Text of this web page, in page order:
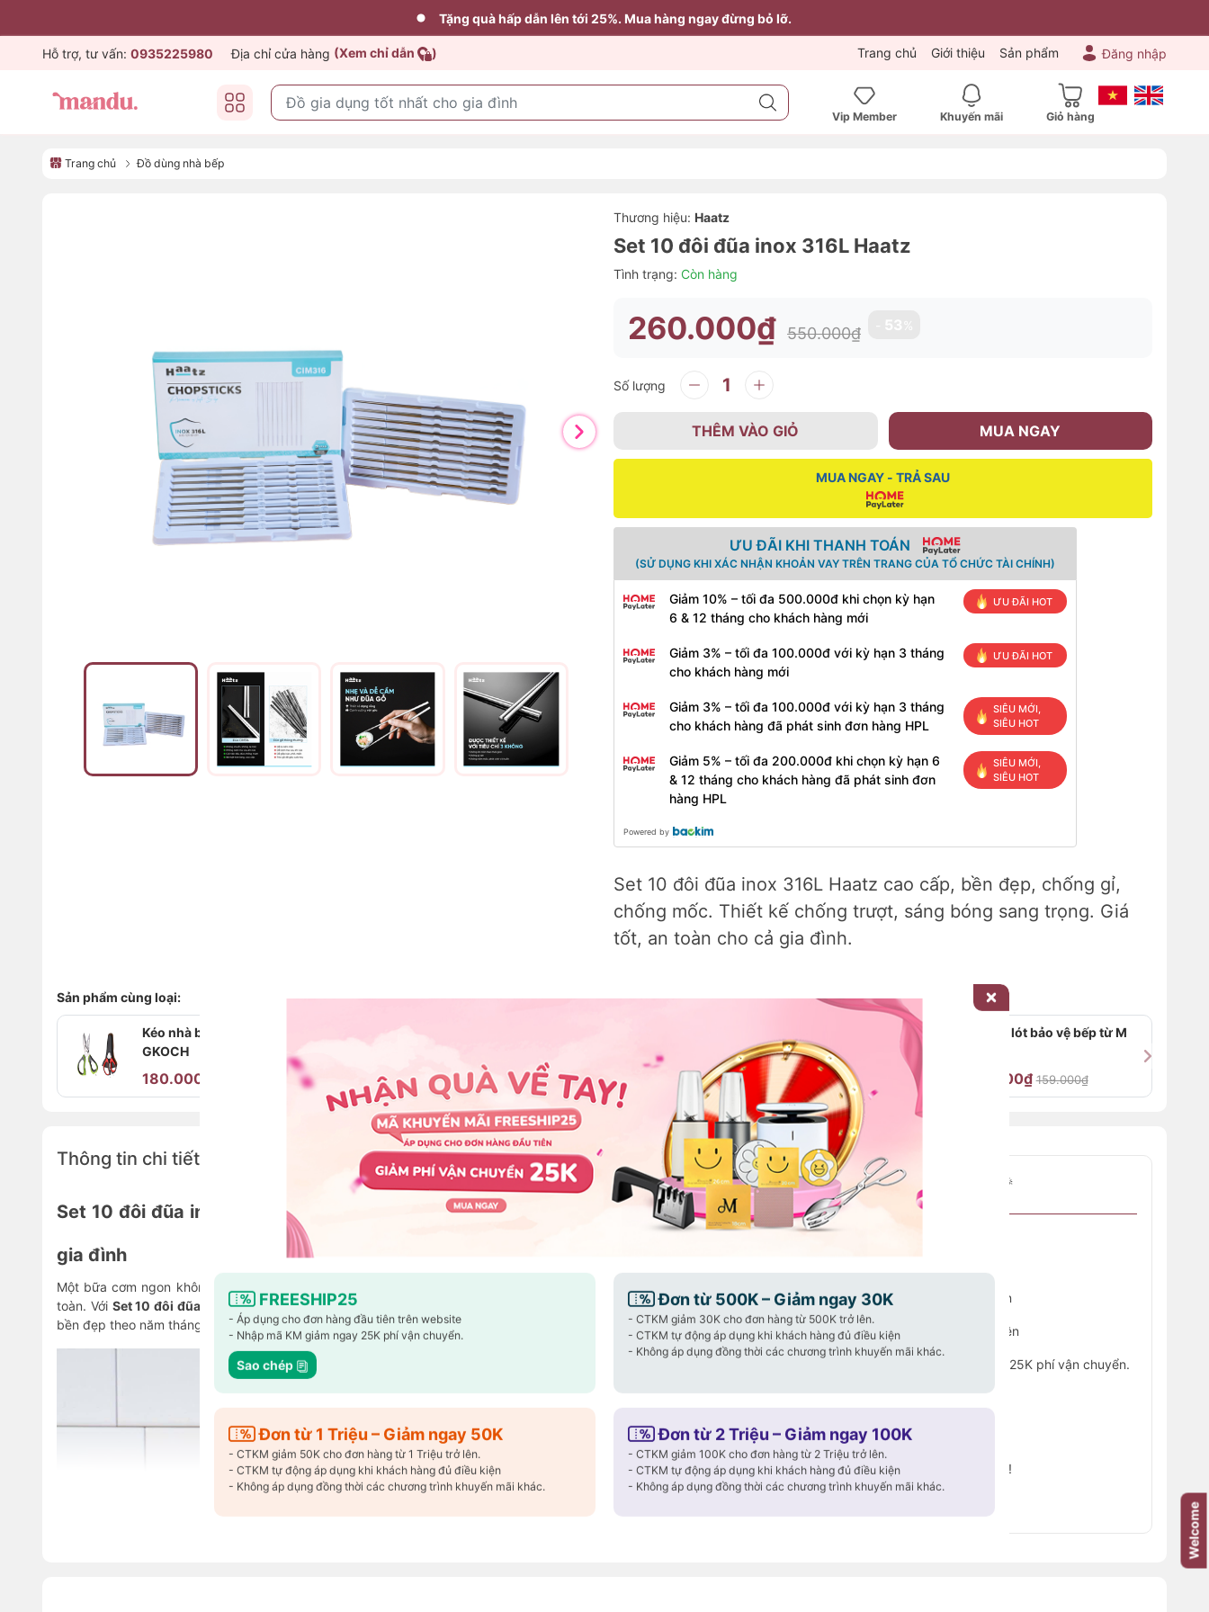
Tặng quà hấp dẫn lên tới 25%. Mua hàng ngay đừng bỏ lỡ.
Hỗ trợ, tư vấn: 0935225980 Địa chỉ cửa hàng (Xem chỉ dẫn ) Trang chủ Giới thiệu Sản phẩm Đăng nhập
Vip Member Khuyến mãi Giỏ hàng
Trang chủ Đồ dùng nhà bếp
Thương hiệu: Haatz
Set 10 đôi đũa inox 316L Haatz
Tình trạng: Còn hàng
260.000₫ 550.000₫
Số lượng
THÊM VÀO GIỎ MUA NGAY
MUA NGAY - TRẢ SAU
ƯU ĐÃI KHI THANH TOÁN
(SỬ DỤNG KHI XÁC NHẬN KHOẢN VAY TRÊN TRANG CỦA TỔ CHỨC TÀI CHÍNH)
Giảm 10% – tối đa 500.000đ khi chọn kỳ hạn
6 & 12 tháng cho khách hàng mới
ƯU ĐÃI HOT
Giảm 3% – tối đa 100.000đ với kỳ hạn 3 tháng
cho khách hàng mới
ƯU ĐÃI HOT
Giảm 3% – tối đa 100.000đ với kỳ hạn 3 tháng
cho khách hàng đã phát sinh đơn hàng HPL
SIÊU MỚI,
SIÊU HOT
Giảm 5% – tối đa 200.000đ khi chọn kỳ hạn 6
& 12 tháng cho khách hàng đã phát sinh đơn
hàng HPL
SIÊU MỚI,
SIÊU HOT
Powered by
Set 10 đôi đũa inox 316L Haatz cao cấp, bền đẹp, chống gỉ,
chống mốc. Thiết kế chống trượt, sáng bóng sang trọng. Giá
tốt, an toàn cho cả gia đình.
Sản phẩm cùng loại:
Kéo nhà bếp đa năng
GKOCH
180.000₫ 99.000₫ 169.000₫
Perfection by M
1.190.000₫ 1.790.000₫
Miếng lót bảo vệ bếp từ M
69.000₫ 159.000₫
🎉ƯU ĐÃI ĐẶC BIỆT – CHỈ CÓ TRÊN WEB 🎉
🎉 Giảm ngay 50K cho đơn hàng từ 1 Triệu trở lên
🎉 Giảm ngay 100K cho đơn hàng từ 2 Triệu trở lên
Đơn hàng đầu tiên trên website, giảm ngay 25K phí vận chuyển.
⏳ Số lượng có hạn – Đừng bỏ lỡ!
Copy Mã và nhập ở trangTHANH TOÁN bạn nhé!
Thông tin chi tiết
Set 10 đôi đũa inox 316L Haatz – Sang trọng, bền bỉ, an toàn cho cả
gia đình
Một bữa cơm ngon không chỉ cần món ăn hấp dẫn mà còn cần những dụng cụ ăn uống tinh tế, an
toàn. Với Set 10 đôi đũa inox 316L Haatz, bạn sẽ nâng tầm bàn ăn gia đình: sạch sẽ, sang trọng và
bền đẹp theo năm tháng.
Xem thêm
Welcome
FREESHIP25
- Áp dụng cho đơn hàng đầu tiên trên website
- Nhập mã KM giảm ngay 25K phí vận chuyển.
Sao chép
Đơn từ 500K – Giảm ngay 30K
- CTKM giảm 30K cho đơn hàng từ 500K trở lên.
- CTKM tự động áp dụng khi khách hàng đủ điều kiện
- Không áp dụng đồng thời các chương trình khuyến mãi khác.
Đơn từ 1 Triệu – Giảm ngay 50K
- CTKM giảm 50K cho đơn hàng từ 1 Triệu trở lên.
- CTKM tự động áp dụng khi khách hàng đủ điều kiện
- Không áp dụng đồng thời các chương trình khuyến mãi khác.
Đơn từ 2 Triệu – Giảm ngay 100K
- CTKM giảm 100K cho đơn hàng từ 2 Triệu trở lên.
- CTKM tự động áp dụng khi khách hàng đủ điều kiện
- Không áp dụng đồng thời các chương trình khuyến mãi khác.